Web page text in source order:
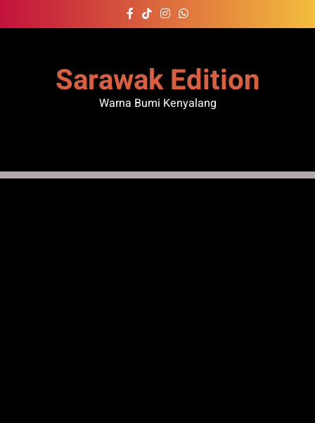
to
Sarawak Edition
Warna Bumi Kenyalang